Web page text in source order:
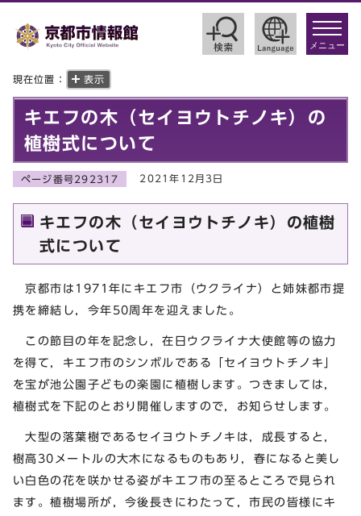
toggle
メニュー
現在位置： 表示
キエフの木（セイヨウトチノキ）の
植樹式について
ページ番号292317 2021年12月3日
キエフの木（セイヨウトチノキ）の植樹
式について
京都市は1971年にキエフ市（ウクライナ）と姉妹都市提
携を締結し，今年50周年を迎えました。
この節目の年を記念し，在日ウクライナ大使館等の協力
を得て，キエフ市のシンボルである「セイヨウトチノキ」
を宝が池公園子どもの楽園に植樹します。つきましては，
植樹式を下記のとおり開催しますので，お知らせします。
大型の落葉樹であるセイヨウトチノキは，成長すると，
樹高30メートルの大木になるものもあり，春になると美し
い白色の花を咲かせる姿がキエフ市の至るところで見られ
ます。植樹場所が，今後長きにわたって，市民の皆様にキ